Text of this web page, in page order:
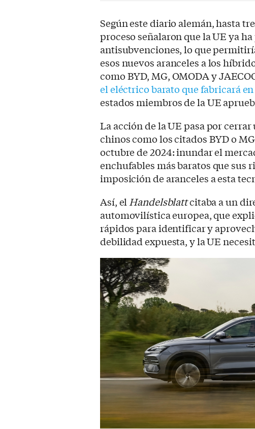
Según este diario alemán, hasta
proceso señalaron que la UE ya
antisubvenciones, lo que
esos nuevos aranceles a los
como BYD, MG, OMODA y
el eléctrico barato que fabricará
estados miembros de la UE
La acción de la UE pasa por
chinos como los citados BYD o
octubre de 2024: inundar el
enchufables más baratos que sus
imposición de aranceles a esta
Así, el Handelsblattcitaba a un
automovilística europea, que
rápidos para identificar y
debilidad expuesta, y la UE